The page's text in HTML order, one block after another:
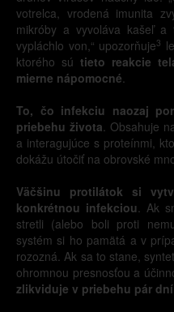
votrelca, vrodená imunita
mikróby a vyvoláva kašeľ
vypláchlo von,“ upozorňuje3
ktorého sú tieto reakcie
mierne nápomocné.
To, čo infekciu naozaj
priebehu života. Obsahuje
a interagujúce s proteínmi,
dokážu útočiť na obrovské
Väčšinu protilátok si
konkrétnou infekciou. Ak
stretli (alebo boli proti
systém si ho pamätá a v
rozozná. Ak sa to stane,
ohromnou presnosťou a
zlikviduje v priebehu pár dní